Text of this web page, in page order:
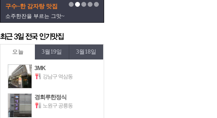
구수~한 감자탕 맛집
소주한잔을 부르는 그맛~
오늘 3월19일 3월18일
3MK
강남구 역삼동
경회루한정식
노원구 공릉동